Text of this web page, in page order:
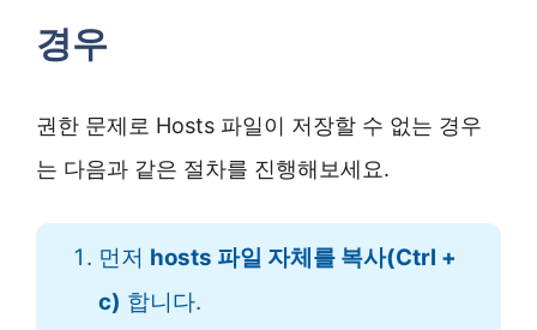
경우
권한 문제로 Hosts 파일이 저장할 수 없는 경우
는 다음과 같은 절차를 진행해보세요.
먼저 hosts 파일 자체를 복사(Ctrl +
c) 합니다.